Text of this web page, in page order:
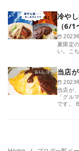
2023
冷や
（6/1
夏限定
い。こ
2023
当店
当店が
「グル
です。